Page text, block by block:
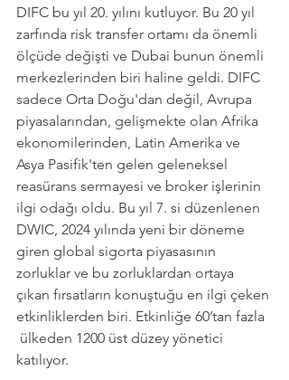
DIFC bu yıl 20. yılını kutluyor. Bu 20 yıl
zarfında risk transfer ortamı da önemli
ölçüde değişti ve Dubai bunun önemli
merkezlerinden biri haline geldi. DIFC
sadece Orta Doğu'dan değil, Avrupa
piyasalarından, gelişmekte olan Afrika
ekonomilerinden, Latin Amerika ve
Asya Pasifik'ten gelen geleneksel
reasürans sermayesi ve broker işlerinin
ilgi odağı oldu. Bu yıl 7. si düzenlenen
DWIC, 2024 yılında yeni bir döneme
giren global sigorta piyasasının
zorluklar ve bu zorluklardan ortaya
çıkan fırsatların konuştuğu en ilgi çeken
etkinliklerden biri. Etkinliğe 60’tan fazla
ülkeden 1200 üst düzey yönetici
katılıyor.